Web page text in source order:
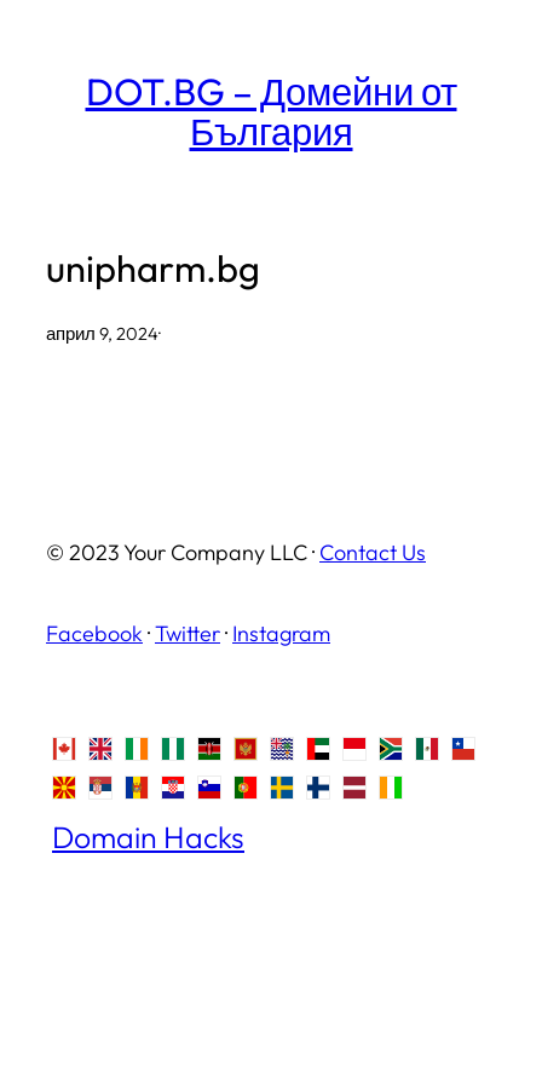
DOT.BG – Домейни от
България
unipharm.bg
април 9, 2024·
© 2023 Your Company LLC · Contact Us
Facebook ·Twitter· Instagram
Domain Hacks